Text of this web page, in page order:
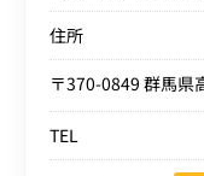
住所
〒370-0849 群馬
TEL